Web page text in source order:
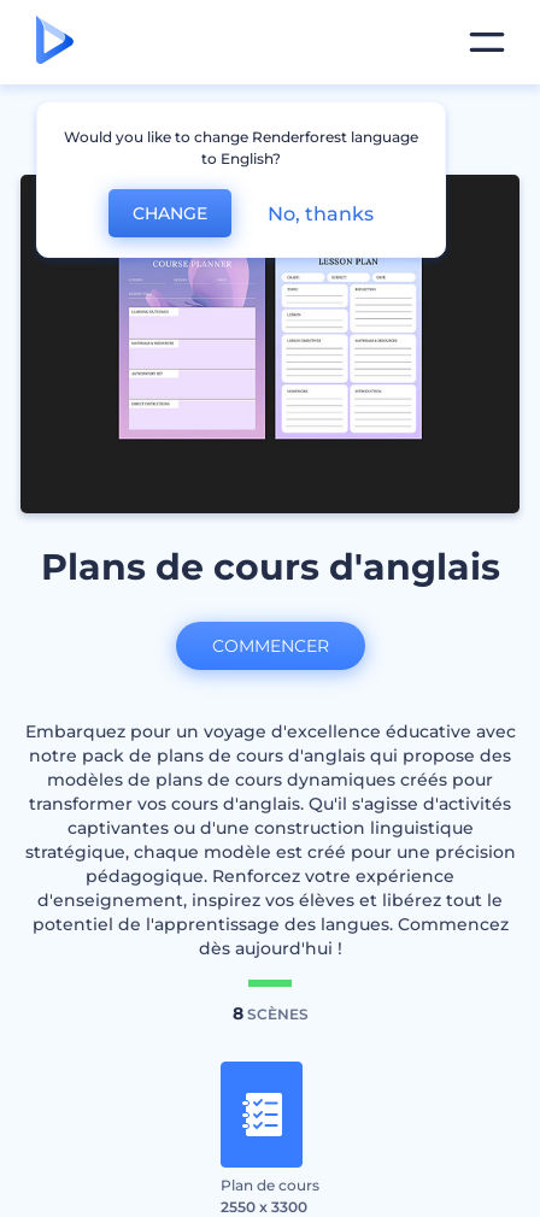
Plans de cours d'anglais
Embarquez pour un voyage d'excellence éducative avec
notre pack de plans de cours d'anglais qui propose des
modèles de plans de cours dynamiques créés pour
transformer vos cours d'anglais. Qu'il s'agisse d'activités
captivantes ou d'une construction linguistique
stratégique, chaque modèle est créé pour une précision
pédagogique. Renforcez votre expérience
d'enseignement, inspirez vos élèves et libérez tout le
potentiel de l'apprentissage des langues. Commencez
dès aujourd'hui !
8SCÈNES
Plan de cours
2550 x 3300
COMMENCER
Would you like to change Renderforest language
to English?
CHANGE No, thanks